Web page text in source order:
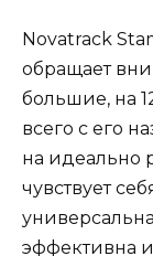
Novatrack
обращает
большие, на
всего с его
на идеально
чувствует
эффективна